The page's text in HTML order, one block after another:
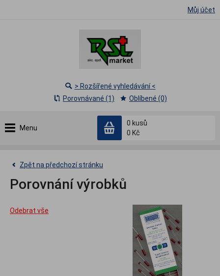
Můj účet
Menu
0 kusů
0 Kč
> Rozšířené vyhledávání <
Porovnávané (1)
Oblíbené (0)
Zpět na předchozí stránku
Porovnání výrobků
Odebrat vše